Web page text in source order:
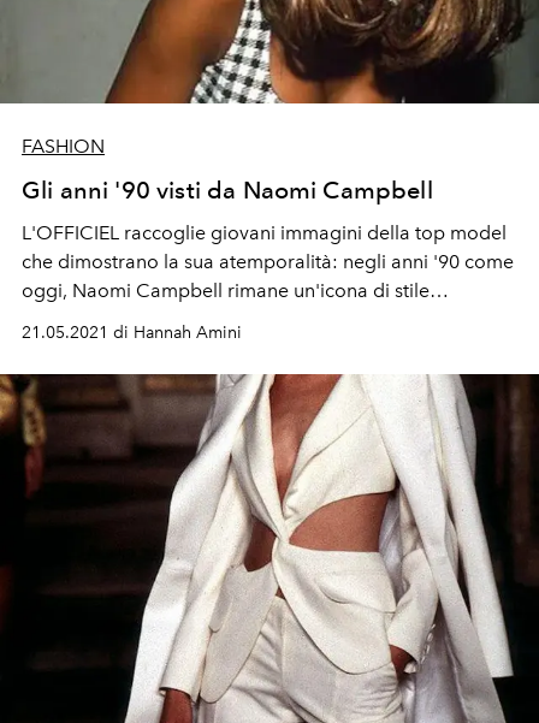
FASHION
Gli anni '90 visti da Naomi Campbell
L'OFFICIEL raccoglie giovani immagini della top model
che dimostrano la sua atemporalità: negli anni '90 come
oggi, Naomi Campbell rimane un'icona di stile
eccezionale
21.05.2021 di Hannah Amini